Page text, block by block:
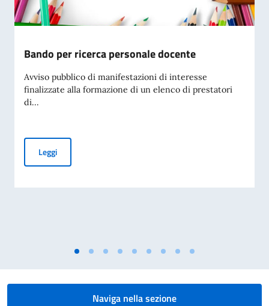
Bando per ricerca personale docente
Avviso pubblico di manifestazioni di interesse
finalizzate alla formazione di un elenco di prestatori
di...
LeggiBando per ricerca personale docente
Naviga nella sezione